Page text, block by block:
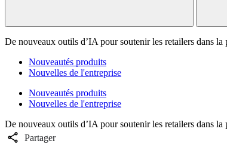
De nouveaux outils d’IA pour soutenir les retailers dans
Nouveautés produits
Nouvelles de l'entreprise
Nouveautés produits
Nouvelles de l'entreprise
De nouveaux outils d’IA pour soutenir les retailers dans
Partager